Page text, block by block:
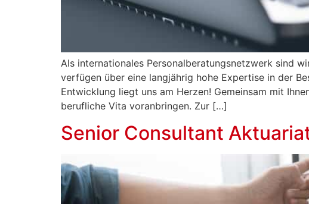
Als internationales Personalberatungsnetzwerk sind
verfügen über eine langjährig hohe Expertise in der
Entwicklung liegt uns am Herzen! Gemeinsam mit
berufliche Vita voranbringen. Zur […]
Senior Consultant